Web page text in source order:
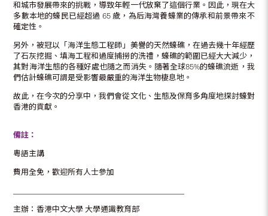
和城市發展帶來的挑戰，導致年輕一代放棄了這個行業。因此，現在大
多數本地的蠔民已經超過 65 歲，為后海灣養蠔業的傳承和前景帶來不
確定性。
另外，被冠以「海洋生態工程師」美譽的天然蠔礁，在過去幾十年經歷
了石灰挖掘、填海工程和過度捕撈的洗禮，蠔礁的範圍已經大大減少，
其對海洋生態的各種好處也隨之而消失。隨著全球85%的蠔礁流逝，我
們估計蠔礁可謂是受影響最嚴重的海洋生物棲息地。
故此，在今次的分享中，我們會從文化、生態及保育多角度地探討蠔對
香港的貢獻。
備註：
粵語主講
費用全免，歡迎所有人士參加
主辦：香港中文大學 大學通識教育部